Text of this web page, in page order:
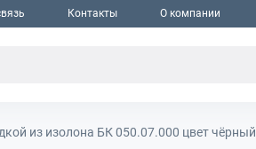
Контакты О компании
из изолона БК 050.07.000 цвет чёрный